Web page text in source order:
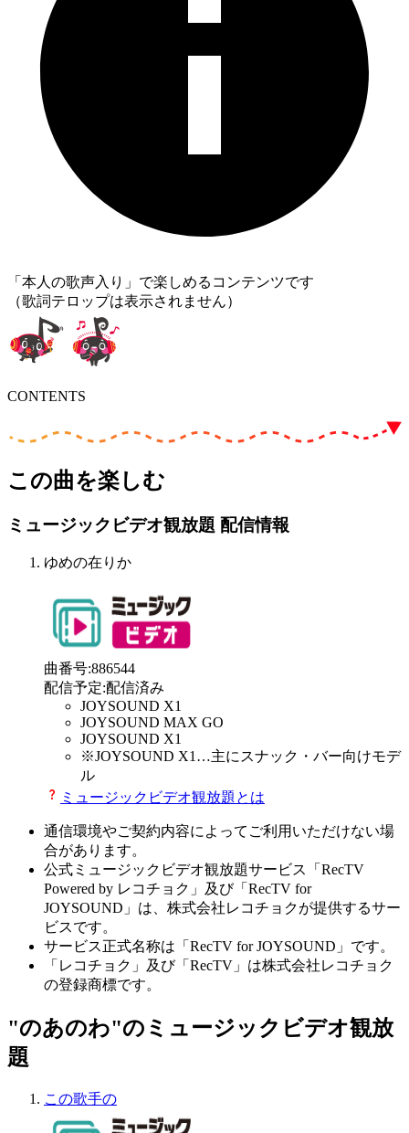
「本人の歌声入り」で楽しめるコンテンツです
（歌詞テロップは表示されません）
CONTENTS
この曲を楽しむ
ミュージックビデオ観放題 配信情報
ゆめの在りか
曲番号:886544
配信予定:配信済み
JOYSOUND X1
JOYSOUND MAX GO
JOYSOUND X1
※JOYSOUND X1 …主にスナック・バー向けモデ
ル
ミュージックビデオ観放題とは
通信環境やご契約内容によってご利用いただけない場
合があります。
公式ミュージックビデオ観放題サービス「RecTV
Powered by レコチョク」及び「RecTV for
JOYSOUND」は、株式会社レコチョクが提供するサー
ビスです。
サービス正式名称は「RecTV for JOYSOUND」です。
「レコチョク」及び「RecTV」は株式会社レコチョク
の登録商標です。
"のあのわ"のミュージックビデオ観放
題
この歌手の